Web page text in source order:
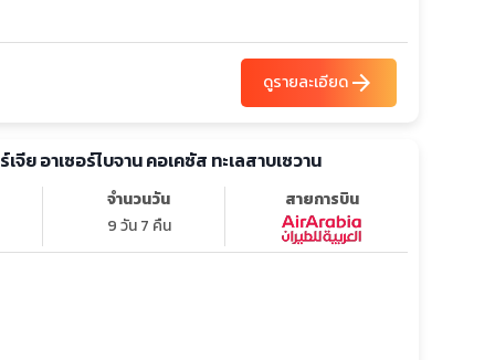
ดูรายละเอียดarrow_forward
เจีย อาเซอร์ไบจาน คอเคซัส ทะเลสาบเซวาน
จำนวนวัน
9 วัน 7 คืน
สายการบิน